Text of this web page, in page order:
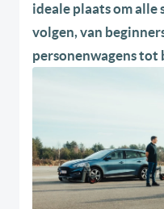
ideale plaats om
volgen, van
personenwagens